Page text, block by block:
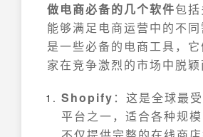
做电商必备的几个软件包括
能够满足电商运营中的不
是一些必备的电商工具，
家在竞争激烈的市场中脱颖
Shopify ：这是全球最
平台之一，适合各种规